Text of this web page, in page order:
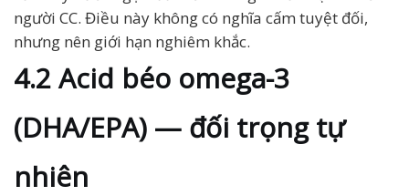
người CC. Điều này không có nghĩa cấm tuyệt đối,
nhưng nên giới hạn nghiêm khắc.
4.2 Acid béo omega-3
(DHA/EPA) — đối trọng tự
nhiên